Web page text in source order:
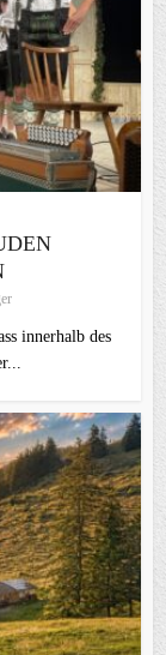
innerhalb des